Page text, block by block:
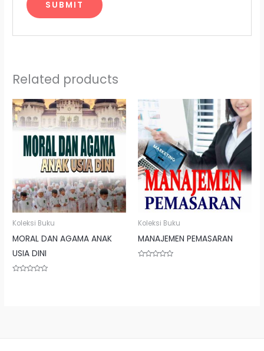
Related products
Koleksi Buku
MORAL DAN AGAMA ANAK
USIA DINI
Koleksi Buku
MANAJEMEN PEMASARAN